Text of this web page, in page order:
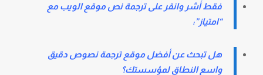
فقط أشر وانقر على ترجمة نص موقع الويب مع
“امتياز”:
هل تبحث عن أفضل موقع ترجمة نصوص دقيق
واسع النطاق لمؤسستك؟